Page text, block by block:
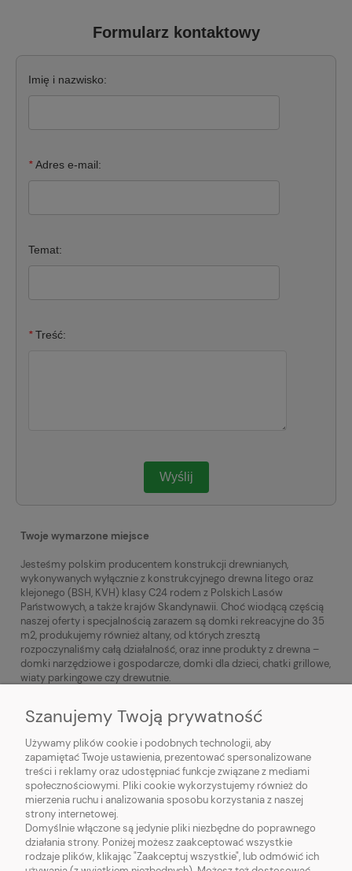
Formularz kontaktowy
Imię i nazwisko:
*Adres e-mail:
Temat:
*Treść:
Wyślij
Twoje wymarzone miejsce
Jesteśmy polskim producentem konstrukcji drewnianych,
wykonywanych wyłącznie z konstrukcyjnego drewna litego oraz
klejonego (BSH, KVH) klasy C24 rodem z Polskich Lasów
Państwowych, a także krajów Skandynawii. Choć wiodącą częścią
naszej oferty i specjalnością zarazem są domki rekreacyjne do 35
m2, produkujemy również altany, od których zresztą
rozpoczynaliśmy całą działalność, oraz inne produkty z drewna –
domki narzędziowe i gospodarcze, domki dla dzieci, chatki grillowe,
wiaty parkingowe czy drewutnie.
O NAS
MODELE DOMÓW
Szanujemy Twoją prywatność
Używamy plików cookie i podobnych technologii, aby
zapamiętać Twoje ustawienia, prezentować spersonalizowane
treści i reklamy oraz udostępniać funkcje związane z mediami
społecznościowymi. Pliki cookie wykorzystujemy również do
mierzenia ruchu i analizowania sposobu korzystania z naszej
strony internetowej.
Domyślnie włączone są jedynie pliki niezbędne do poprawnego
działania strony. Poniżej możesz zaakceptować wszystkie
rodzaje plików, klikając "Zaakceptuj wszystkie", lub odmówić ich